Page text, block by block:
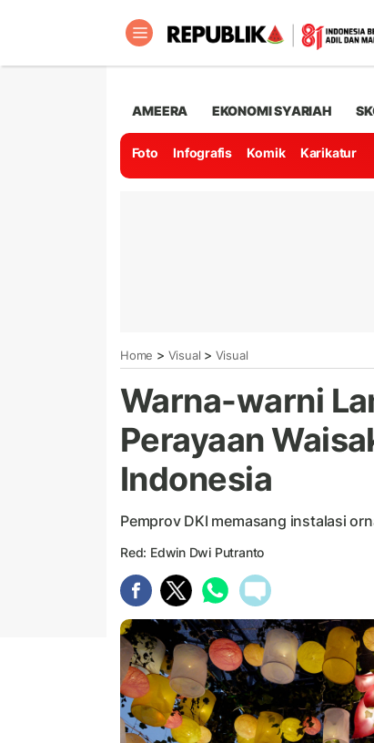
AMEERA EKONOMI SYARIAH
Foto Infografis Komik Karikatur
Home > Visual > Visual
Warna-warni
Perayaan
Indonesia
Pemprov DKI memasang instalasi
Red: Edwin Dwi Putranto